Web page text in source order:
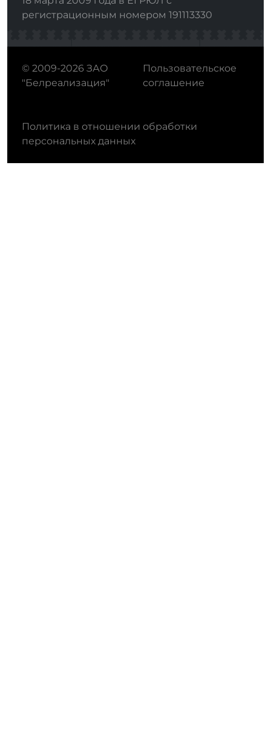
регистрационным номером 191113330
© 2009-2026 ЗАО
"Белреализация"
Пользовательское
соглашение
Политика в отношении обработки
персональных данных